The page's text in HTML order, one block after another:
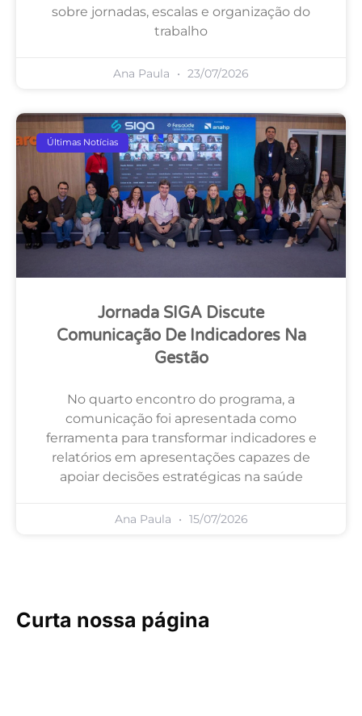
sobre jornadas, escalas e organização do
trabalho
Ana Paula 23/07/2026
Últimas Notícias
Jornada SIGA Discute
Comunicação De Indicadores Na
Gestão
No quarto encontro do programa, a
comunicação foi apresentada como
ferramenta para transformar indicadores e
relatórios em apresentações capazes de
apoiar decisões estratégicas na saúde
Ana Paula 15/07/2026
Curta nossa página